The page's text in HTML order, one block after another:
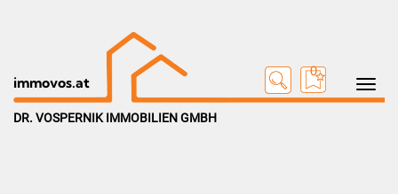
Toggle
immovos.at
0
DR. VOSPERNIK IMMOBILIEN GMBH